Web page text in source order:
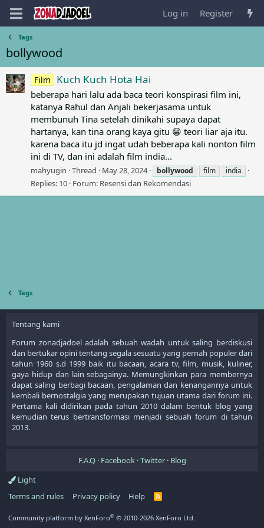
Log in Register
Tags
bollywood
Film Kuch Kuch Hota Hai
beberapa hari lalu ada baca teori konspirasi film ini,
katanya Rahul dan Anjali bekerjasama untuk
membunuh Tina setelah dinikahi supaya dapat
hartanya, kan tina orang kaya gitu 😁 teori liar aja itu.
karena baca itu jd ingat udah beberapa kali nonton film
ini di TV, dan ini adalah film india...
mahyugin Thread May 28, 2024 bollywood film india
Replies: 10 Forum: Resensi dan Rekomendasi
Tags
Tentang kami
Forum zonadjadoel adalah sebuah wadah untuk saling berdiskusi
dan bertukar opini tentang segala sesuatu yang pernah populer dari
tahun 1960 s.d 1999 baik itu bacaan, acara tv, film, musik, kuliner,
gaya hidup dan lain sebagainya. Memungkinkan para membernya
dapat saling berbagi bacaan, pengalaman dan kenangannya untuk
kembali bernostalgia yang merupakan tujuan utama dari forum ini.
Pertama kali didirikan pada tahun 2010 dalam bentuk blog yang
kemudian terus bertransformasi menjadi sebuah forum di tahun
2013.
F.A.Q Facebook Twitter Blog
Light
Terms and rules
Privacy policy Help
R
Community platform by XenForo® © 2010-2026 XenForo Ltd.